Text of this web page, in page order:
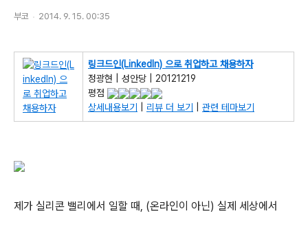
부코 2014. 9. 15. 00:35
링크드인(LinkedIn) 으로 취업하고 채용하자
정광현 | 성안당 | 20121219
평점
상세내용보기
리뷰 더 보기 관련 테마보기
제가 실리콘 밸리에서 일할 때, (온라인이 아닌) 실제 세상에서